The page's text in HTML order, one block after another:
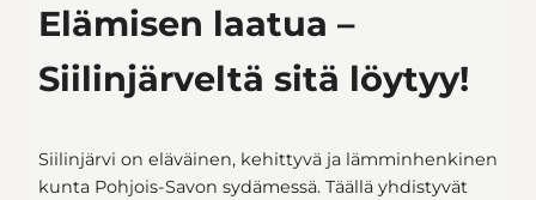
Elämisen laatua –
Siilinjärveltä sitä löytyy!
Siilinjärvi on eläväinen, kehittyvä ja lämminhenkinen
kunta Pohjois-Savon sydämessä. Täällä yhdistyvät